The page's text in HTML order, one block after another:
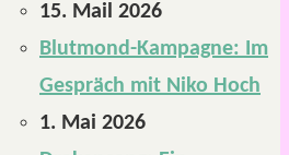
15. Mail 2026
Blutmond-Kampagne: Im
Gespräch mit Niko Hoch
1. Mai 2026